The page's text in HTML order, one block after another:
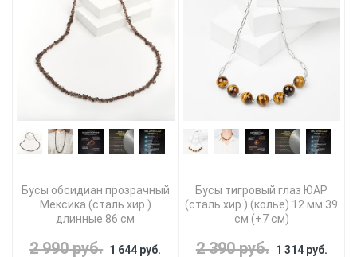
Бусы обсидиан прозрачный
Мексика (сталь хир.)
длинные 86 см
2 990 руб. 1 644 руб.
Бусы тигровый глаз ЮАР
(сталь хир.) (колье) 12 мм 39
см (+7 см)
2 390 руб. 1 314 руб.